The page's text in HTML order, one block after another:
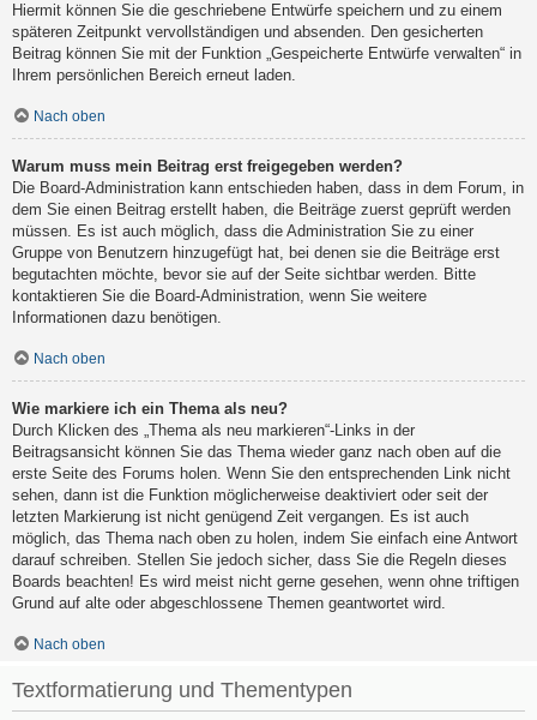
Hiermit können Sie die geschriebene Entwürfe speichern und zu einem
späteren Zeitpunkt vervollständigen und absenden. Den gesicherten
Beitrag können Sie mit der Funktion „Gespeicherte Entwürfe verwalten“ in
Ihrem persönlichen Bereich erneut laden.
Nach oben
Warum muss mein Beitrag erst freigegeben werden?
Die Board-Administration kann entschieden haben, dass in dem Forum, in
dem Sie einen Beitrag erstellt haben, die Beiträge zuerst geprüft werden
müssen. Es ist auch möglich, dass die Administration Sie zu einer
Gruppe von Benutzern hinzugefügt hat, bei denen sie die Beiträge erst
begutachten möchte, bevor sie auf der Seite sichtbar werden. Bitte
kontaktieren Sie die Board-Administration, wenn Sie weitere
Informationen dazu benötigen.
Nach oben
Wie markiere ich ein Thema als neu?
Durch Klicken des „Thema als neu markieren“-Links in der
Beitragsansicht können Sie das Thema wieder ganz nach oben auf die
erste Seite des Forums holen. Wenn Sie den entsprechenden Link nicht
sehen, dann ist die Funktion möglicherweise deaktiviert oder seit der
letzten Markierung ist nicht genügend Zeit vergangen. Es ist auch
möglich, das Thema nach oben zu holen, indem Sie einfach eine Antwort
darauf schreiben. Stellen Sie jedoch sicher, dass Sie die Regeln dieses
Boards beachten! Es wird meist nicht gerne gesehen, wenn ohne triftigen
Grund auf alte oder abgeschlossene Themen geantwortet wird.
Nach oben
Textformatierung und Thementypen